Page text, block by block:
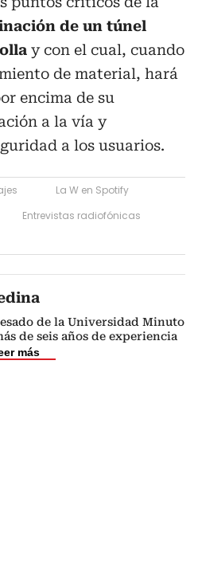
de un túnel
y con el cual, cuando
de material, hará
encima de su
a la vía y
a los usuarios.
La W en Spotify
Entrevistas radiofónicas
de la Universidad Minuto
de seis años de experiencia
más